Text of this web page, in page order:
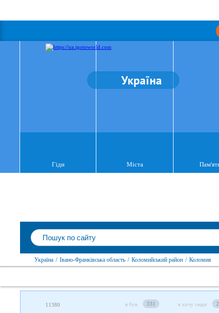
Україна
Гіди Міста
Україна / Івано-Франківська область / Коломийський район / Коломия
11380 я був 331 я хочу сюди